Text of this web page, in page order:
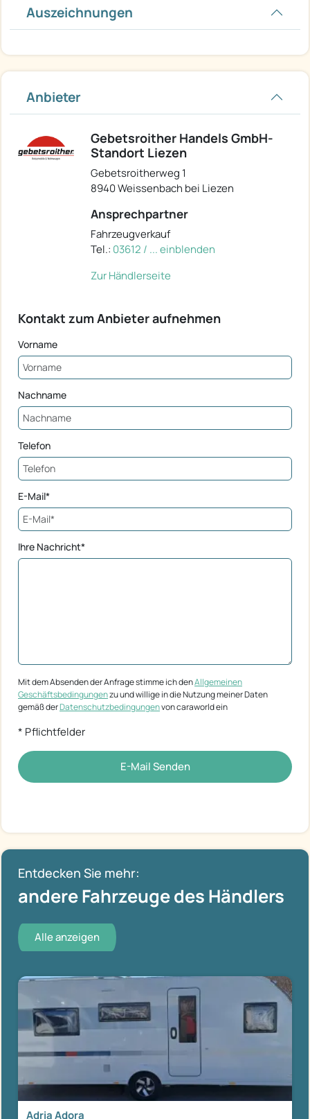
Auszeichnungen
Anbieter
Gebetsroither Handels GmbH-
Standort Liezen
Gebetsroitherweg 1
8940 Weissenbach bei Liezen
Ansprechpartner
Fahrzeugverkauf
Tel.: 03612 / ... einblenden
Zur Händlerseite
Kontakt zum Anbieter aufnehmen
Vorname
Nachname
Telefon
E-Mail*
Ihre Nachricht*
Mit dem Absenden der Anfrage stimme ich denAllgemeinen
Geschäftsbedingungenzu und willige in die Nutzung meiner Daten
gemäß derDatenschutzbedingungenvon caraworld ein
* Pflichtfelder
E-Mail Senden
Entdecken Sie mehr:
andere Fahrzeuge des Händlers
Alle anzeigen
Adria Adora